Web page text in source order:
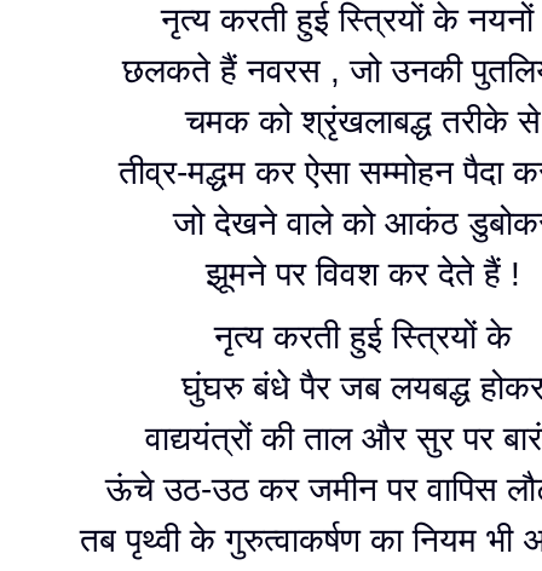
नृत्य करती हुई स्त्रियों के
छलकते हैं नवरस , जो उनकी
चमक को श्रृंखलाबद्ध तरीके से
तीव्र-मद्धम कर ऐसा सम्मोहन पैदा
जो देखने वाले को आकंठ
झूमने पर विवश कर देते हैं !
नृत्य करती हुई स्त्रियों के
घुंघरु बंधे पैर जब लयबद्ध
वाद्ययंत्रों की ताल और सुर पर
ऊंचे उठ-उठ कर जमीन पर वापिस
तब पृथ्वी के गुरुत्वाकर्षण का नियम भी